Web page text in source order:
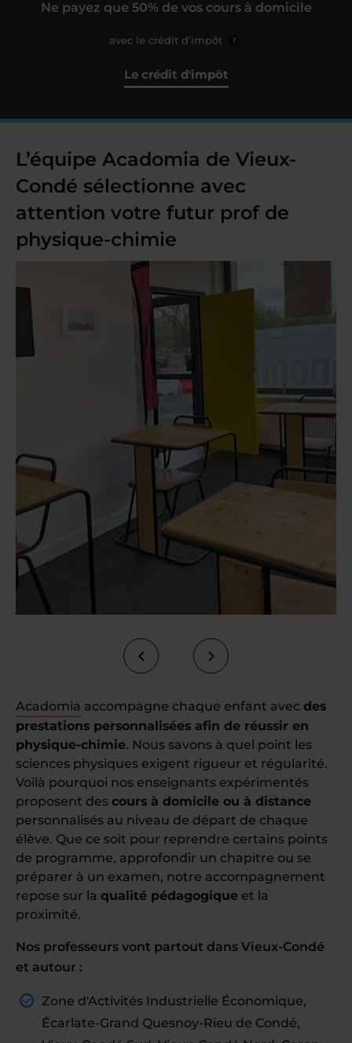
Ne payez que 50% de vos cours à domicile
avec le crédit d’impôt ?
Le crédit d'impôt
L’équipe Acadomia de Vieux-
Condé sélectionne avec
attention votre futur prof de
physique-chimie
Acadomia accompagne chaque enfant avec des
prestations personnalisées afin de réussir en
physique-chimie. Nous savons à quel point les
sciences physiques exigent rigueur et régularité.
Voilà pourquoi nos enseignants expérimentés
proposent des cours à domicile ou à distance
personnalisés au niveau de départ de chaque
élève. Que ce soit pour reprendre certains points
de programme, approfondir un chapitre ou se
préparer à un examen, notre accompagnement
repose sur la qualité pédagogique et la
proximité.
Nos professeurs vont partout dans Vieux-Condé
et autour :
Zone d'Activités Industrielle Économique,
Écarlate-Grand Quesnoy-Rieu de Condé,